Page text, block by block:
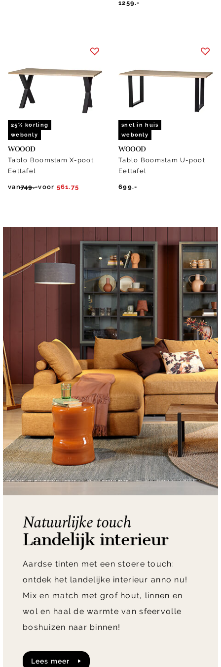
1259.-
25% korting
webonly
WOOOD
Tablo Boomstam X-poot
Eettafel
van749.-voor 561.75
snel in huis
webonly
WOOOD
Tablo Boomstam U-poot
Eettafel
699.-
Natuurlijke touch
Landelijk interieur
Aardse tinten met een stoere touch:
ontdek het landelijke interieur anno nu!
Mix en match met grof hout, linnen en
wol en haal de warmte van sfeervolle
boshuizen naar binnen!
lees meer